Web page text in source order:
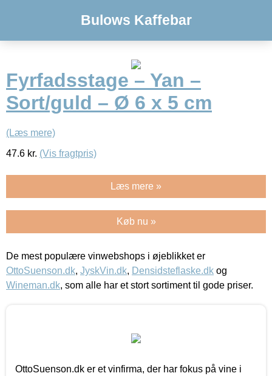
Bulows Kaffebar
Fyrfadsstage – Yan –
Sort/guld – Ø 6 x 5 cm
(Læs mere)
47.6 kr. (Vis fragtpris)
Læs mere »
Køb nu »
De mest populære vinwebshops i øjeblikket er
OttoSuenson.dk, JyskVin.dk, Densidsteflaske.dk og
Wineman.dk, som alle har et stort sortiment til gode priser.
OttoSuenson.dk er et vinfirma, der har fokus på vine i